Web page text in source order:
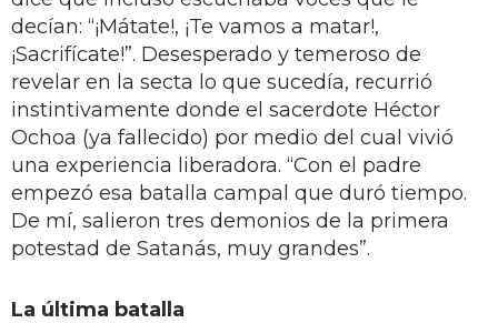
decían: “¡Mátate!, ¡Te vamos a matar!,
¡Sacrifícate!”. Desesperado y temeroso de
revelar en la secta lo que sucedía, recurrió
instintivamente donde el sacerdote Héctor
Ochoa (ya fallecido) por medio del cual vivió
una experiencia liberadora. “Con el padre
empezó esa batalla campal que duró tiempo.
De mí, salieron tres demonios de la primera
potestad de Satanás, muy grandes”.
La última batalla